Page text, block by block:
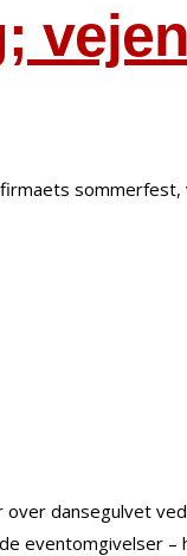
dansegulvet
eventomgivelser –